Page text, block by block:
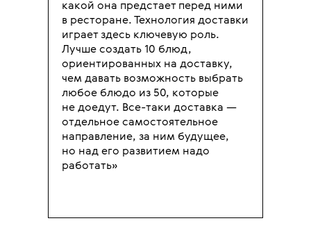
какой она предстает перед ними
в ресторане. Технология доставки
играет здесь ключевую роль.
Лучше создать 10 блюд,
ориентированных на доставку,
чем давать возможность выбрать
любое блюдо из 50, которые
не доедут. Все-таки доставка —
отдельное самостоятельное
направление, за ним будущее,
но над его развитием надо
работать»